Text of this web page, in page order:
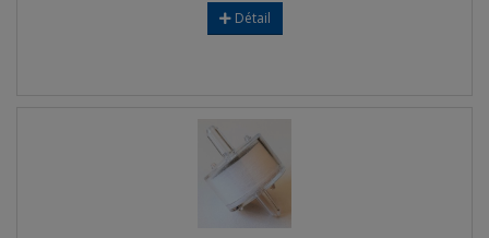
Détail